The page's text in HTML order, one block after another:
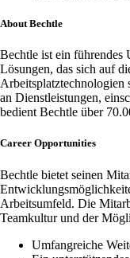
About Bechtle
Bechtle ist ein führendes
Lösungen, das sich auf
Arbeitsplatztechnologien
an Dienstleistungen,
bedient Bechtle über
Career Opportunities
Bechtle bietet seinen
Arbeitsumfeld. Die
Teamkultur und der
Umfangreiche